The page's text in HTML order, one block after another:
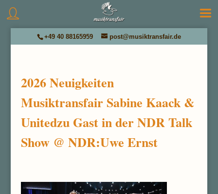
+49 40 88165959 post@musiktransfair.de
2026 Neuigkeiten
Musiktransfair Sabine Kaack &
Unitedzu Gast in der NDR Talk
Show @ NDR:Uwe Ernst